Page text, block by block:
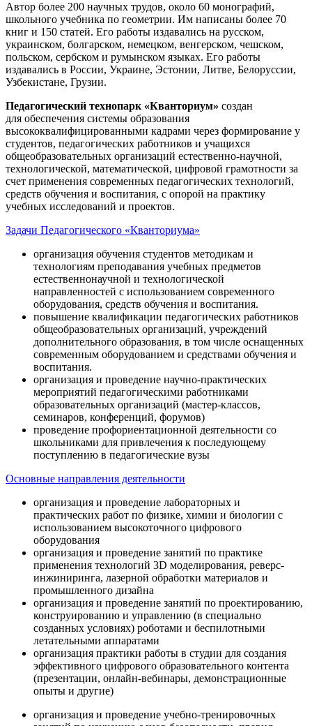
Автор более 200 научных трудов, около 60 монографий,
школьного учебника по геометрии. Им написаны более 70
книг и 150 статей. Его работы издавались на русском,
украинском, болгарском, немецком, венгерском, чешском,
польском, сербском и румынском языках. Его работы
издавались в России, Украине, Эстонии, Литве, Белоруссии,
Узбекистане, Грузии.
Педагогический технопарк «Кванториум» создан
для обеспечения системы образования
высококвалифицированными кадрами через формирование у
студентов, педагогических работников и учащихся
общеобразовательных организаций естественно-научной,
технологической, математической, цифровой грамотности за
счет применения современных педагогических технологий,
средств обучения и воспитания, с опорой на практику
учебных исследований и проектов.
Задачи Педагогического «Кванториума»
организация обучения студентов методикам и
технологиям преподавания учебных предметов
естественнонаучной и технологической
направленностей с использованием современного
оборудования, средств обучения и воспитания.
повышение квалификации педагогических работников
общеобразовательных организаций, учреждений
дополнительного образования, в том числе оснащенных
современным оборудованием и средствами обучения и
воспитания.
организация и проведение научно-практических
мероприятий педагогическими работниками
образовательных организаций (мастер-классов,
семинаров, конференций, форумов)
проведение профориентационной деятельности со
школьниками для привлечения к последующему
поступлению в педагогические вузы
Основные направления деятельности
организация и проведение лабораторных и
практических работ по физике, химии и биологии с
использованием высокоточного цифрового
оборудования
организация и проведение занятий по практике
применения технологий 3D моделирования, реверс-
инжиниринга, лазерной обработки материалов и
промышленного дизайна
организация и проведение занятий по проектированию,
конструированию и управлению (в специально
созданных условиях) роботами и беспилотными
летательными аппаратами
организация практики работы в студии для создания
эффективного цифрового образовательного контента
(презентации, онлайн-вебинары, демонстрационные
опыты и другие)
организация и проведение учебно-тренировочных